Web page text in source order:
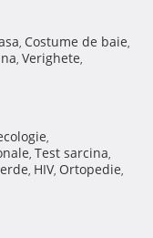
, Costume de baie,
, Verighete,
,
, Test sarcina,
, HIV, Ortopedie,